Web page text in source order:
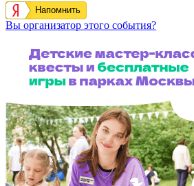
Напомнить
Вы организатор этого события?